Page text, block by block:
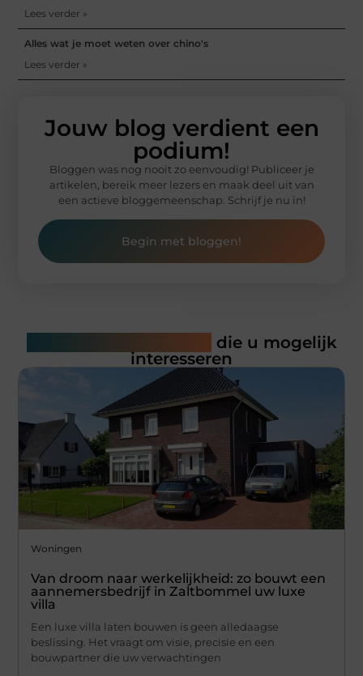
Lees verder »
Alles wat je moet weten over chino's
Lees verder »
Jouw blog verdient een
podium!
Bloggen was nog nooit zo eenvoudig! Publiceer je
artikelen, bereik meer lezers en maak deel uit van
een actieve bloggemeenschap. Schrijf je nu in!
Begin met bloggen!
die u mogelijk
interesseren
Woningen
Van droom naar werkelijkheid: zo bouwt een
aannemersbedrijf in Zaltbommel uw luxe
villa
Een luxe villa laten bouwen is geen alledaagse
beslissing. Het vraagt om visie, precisie en een
bouwpartner die uw verwachtingen